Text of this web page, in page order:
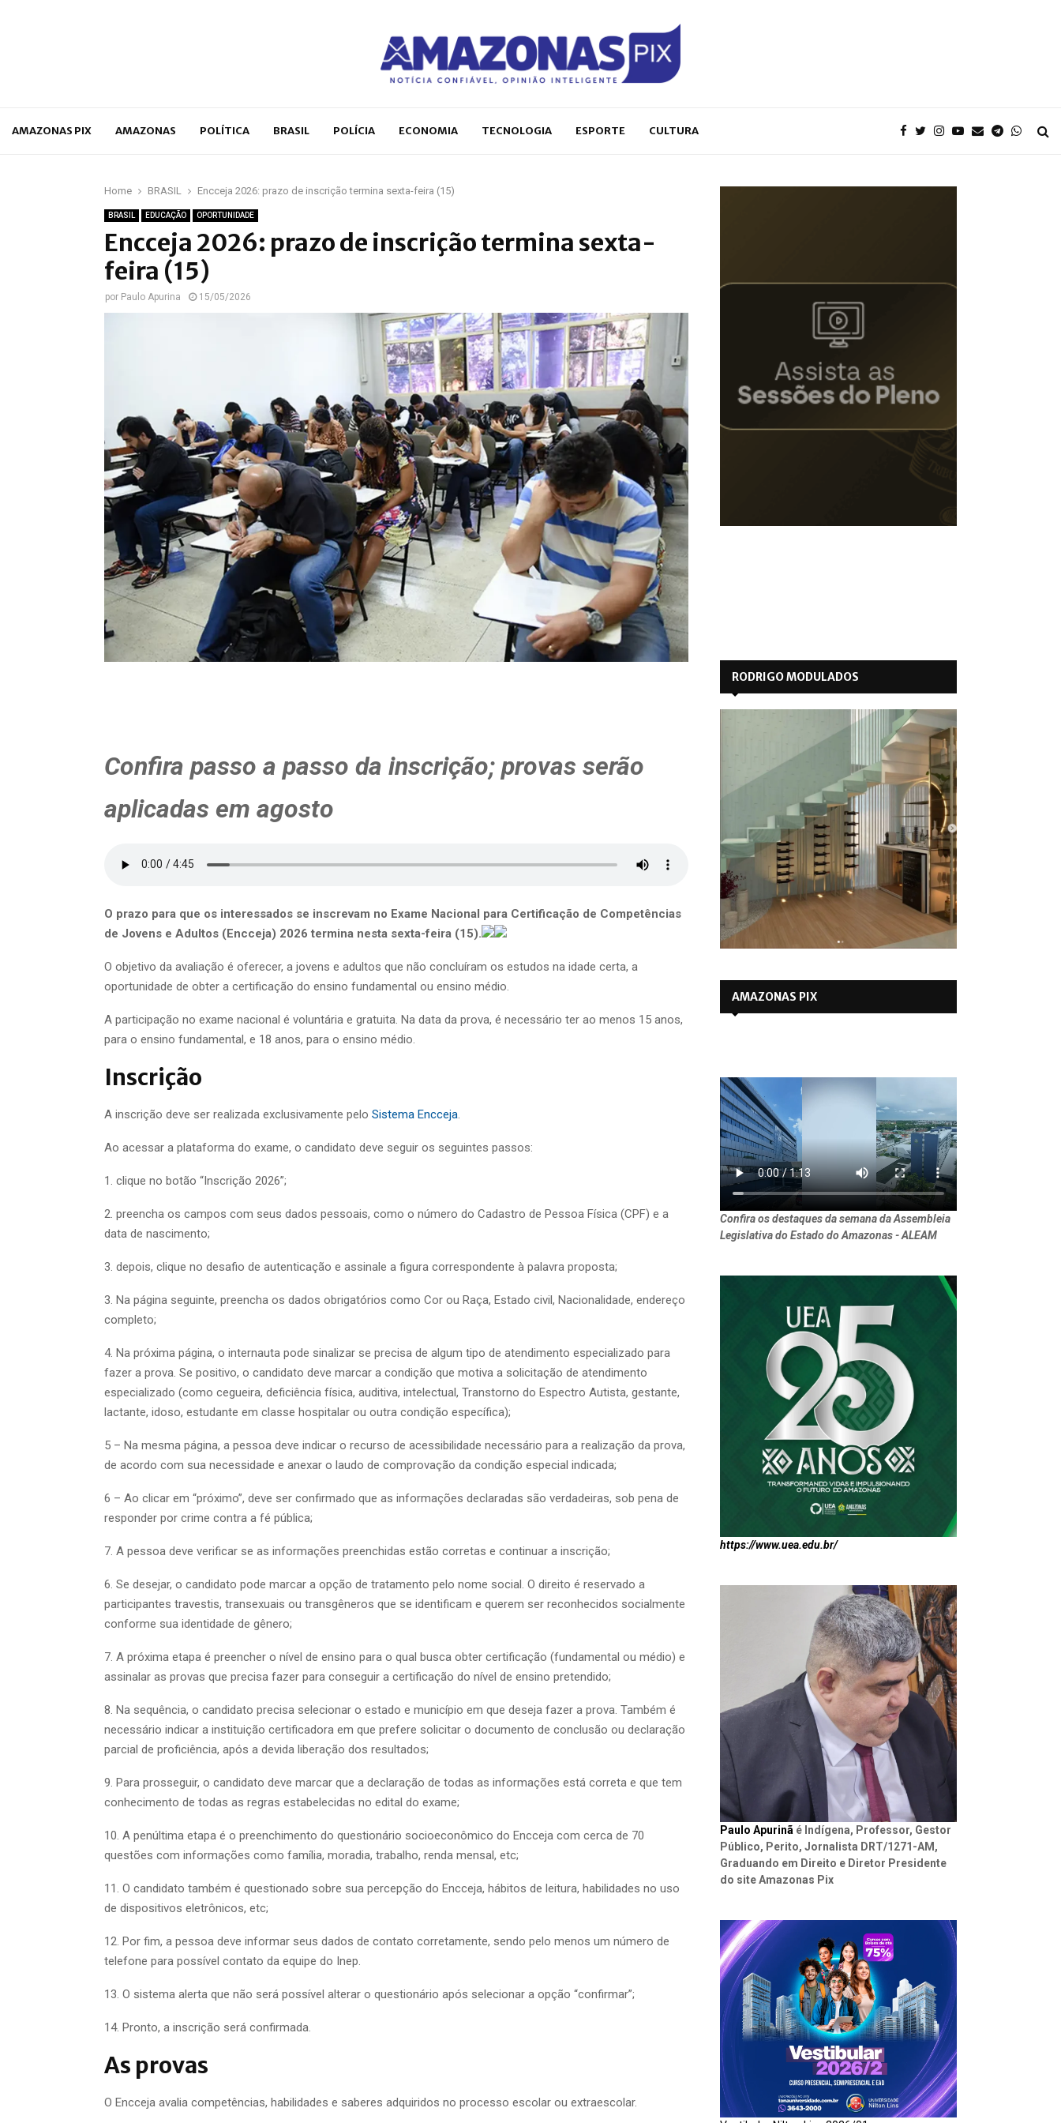
AMAZONAS PIX AMAZONAS POLÍTICA BRASIL POLÍCIA ECONOMIA TECNOLOGIA ESPORTE CULTURA
Home BRASIL Encceja 2026: prazo de inscrição termina sexta-feira (15)
BRASIL EDUCAÇÃO OPORTUNIDADE
Encceja 2026: prazo de inscrição termina sexta-
feira (15)
por Paulo Apurina 15/05/2026
Confira passo a passo da inscrição; provas serão
aplicadas em agosto
O prazo para que os interessados se inscrevam no Exame Nacional para Certificação de Competências
de Jovens e Adultos (Encceja) 2026 termina nesta sexta-feira (15).
O objetivo da avaliação é oferecer, a jovens e adultos que não concluíram os estudos na idade certa, a
oportunidade de obter a certificação do ensino fundamental ou ensino médio.
A participação no exame nacional é voluntária e gratuita. Na data da prova, é necessário ter ao menos 15 anos,
para o ensino fundamental, e 18 anos, para o ensino médio.
Inscrição
A inscrição deve ser realizada exclusivamente pelo Sistema Encceja.
Ao acessar a plataforma do exame, o candidato deve seguir os seguintes passos:
1. clique no botão “Inscrição 2026”;
2. preencha os campos com seus dados pessoais, como o número do Cadastro de Pessoa Física (CPF) e a
data de nascimento;
3. depois, clique no desafio de autenticação e assinale a figura correspondente à palavra proposta;
3. Na página seguinte, preencha os dados obrigatórios como Cor ou Raça, Estado civil, Nacionalidade, endereço
completo;
4. Na próxima página, o internauta pode sinalizar se precisa de algum tipo de atendimento especializado para
fazer a prova. Se positivo, o candidato deve marcar a condição que motiva a solicitação de atendimento
especializado (como cegueira, deficiência física, auditiva, intelectual, Transtorno do Espectro Autista, gestante,
lactante, idoso, estudante em classe hospitalar ou outra condição específica);
5 – Na mesma página, a pessoa deve indicar o recurso de acessibilidade necessário para a realização da prova,
de acordo com sua necessidade e anexar o laudo de comprovação da condição especial indicada;
6 – Ao clicar em “próximo”, deve ser confirmado que as informações declaradas são verdadeiras, sob pena de
responder por crime contra a fé pública;
7. A pessoa deve verificar se as informações preenchidas estão corretas e continuar a inscrição;
6. Se desejar, o candidato pode marcar a opção de tratamento pelo nome social. O direito é reservado a
participantes travestis, transexuais ou transgêneros que se identificam e querem ser reconhecidos socialmente
conforme sua identidade de gênero;
7. A próxima etapa é preencher o nível de ensino para o qual busca obter certificação (fundamental ou médio) e
assinalar as provas que precisa fazer para conseguir a certificação do nível de ensino pretendido;
8. Na sequência, o candidato precisa selecionar o estado e município em que deseja fazer a prova. Também é
necessário indicar a instituição certificadora em que prefere solicitar o documento de conclusão ou declaração
parcial de proficiência, após a devida liberação dos resultados;
9. Para prosseguir, o candidato deve marcar que a declaração de todas as informações está correta e que tem
conhecimento de todas as regras estabelecidas no edital do exame;
10. A penúltima etapa é o preenchimento do questionário socioeconômico do Encceja com cerca de 70
questões com informações como família, moradia, trabalho, renda mensal, etc;
11. O candidato também é questionado sobre sua percepção do Encceja, hábitos de leitura, habilidades no uso
de dispositivos eletrônicos, etc;
12. Por fim, a pessoa deve informar seus dados de contato corretamente, sendo pelo menos um número de
telefone para possível contato da equipe do Inep.
13. O sistema alerta que não será possível alterar o questionário após selecionar a opção “confirmar”;
14. Pronto, a inscrição será confirmada.
As provas
O Encceja avalia competências, habilidades e saberes adquiridos no processo escolar ou extraescolar.
RODRIGO MODULADOS
AMAZONAS PIX
Confira os destaques da semana da Assembleia
Legislativa do Estado do Amazonas - ALEAM
https://www.uea.edu.br/
Paulo Apurinã é Indígena, Professor, Gestor
Público, Perito, Jornalista DRT/1271-AM,
Graduando em Direito e Diretor Presidente
do site Amazonas Pix